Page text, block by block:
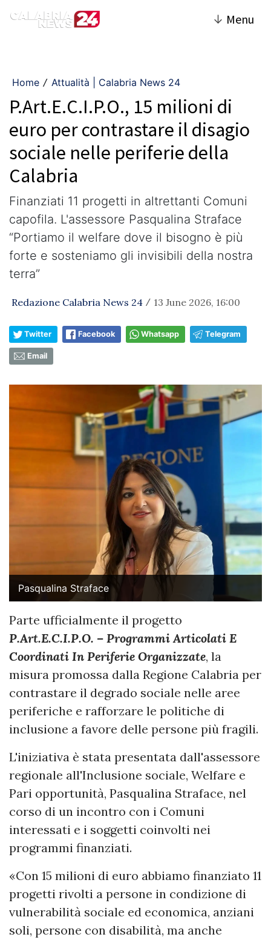
↓ Menu
Home / Attualità | Calabria News 24
P.Art.E.C.I.P.O., 15 milioni di
euro per contrastare il disagio
sociale nelle periferie della
Calabria
Finanziati 11 progetti in altrettanti Comuni
capofila. L'assessore Pasqualina Straface
“Portiamo il welfare dove il bisogno è più
forte e sosteniamo gli invisibili della nostra
terra”
Redazione Calabria News 24 / 13 June 2026, 16:00
Twitter Facebook Whatsapp Telegram
Email
Pasqualina Straface
Parte ufficialmente il progetto
P.Art.E.C.I.P.O. – Programmi Articolati E
Coordinati In Periferie Organizzate, la
misura promossa dalla Regione Calabria per
contrastare il degrado sociale nelle aree
periferiche e rafforzare le politiche di
inclusione a favore delle persone più fragili.
L'iniziativa è stata presentata dall'assessore
regionale all'Inclusione sociale, Welfare e
Pari opportunità, Pasqualina Straface, nel
corso di un incontro con i Comuni
interessati e i soggetti coinvolti nei
programmi finanziati.
«Con 15 milioni di euro abbiamo finanziato 11
progetti rivolti a persone in condizione di
vulnerabilità sociale ed economica, anziani
soli, persone con disabilità, ma anche